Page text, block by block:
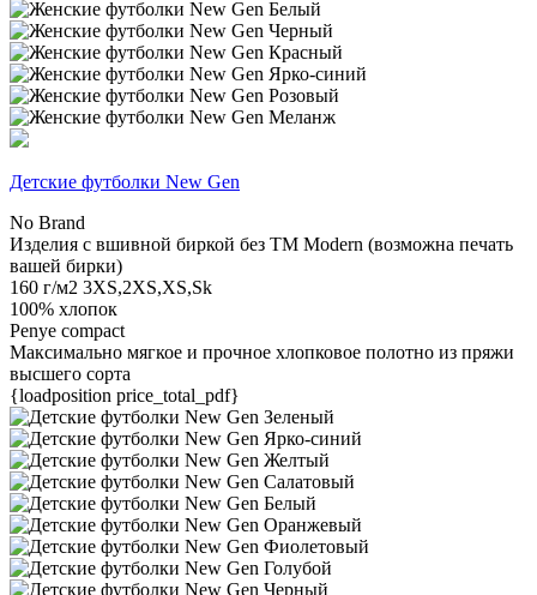
Детские футболки New Gen
No Brand
Изделия с вшивной биркой без TM Modern (возможна печать
вашей бирки)
160 г/м2 3XS,2XS,XS,Sk
100% хлопок
Penye compact
Максимально мягкое и прочное хлопковое полотно из пряжи
высшего сорта
{loadposition price_total_pdf}